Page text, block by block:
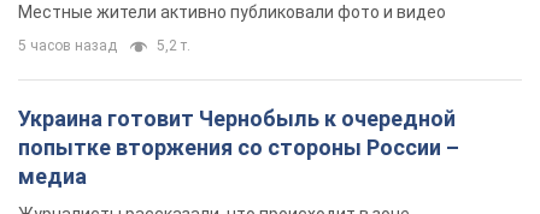
8 часов назад 19,0 т.